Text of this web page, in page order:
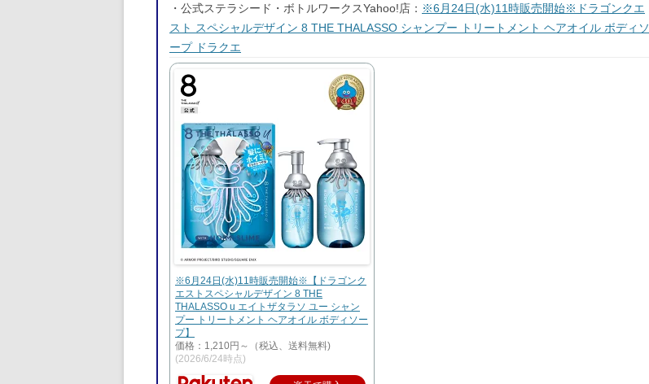
・公式ステラシード・ボトルワークスYahoo!店： ※6月24日(水)11時販売開始※ドラゴンクエ
スト スペシャルデザイン 8 THE THALASSO シャンプー トリートメント ヘアオイル ボディソ
ープ ドラクエ
※6月24日(水)11時販売開始※【ドラゴンク
エストスペシャルデザイン 8 THE
THALASSO u エイトザタラソ ユー シャン
プー トリートメント ヘアオイル ボディソー
プ】
価格：1,210円～（税込、送料無料)
(2026/6/24時点)